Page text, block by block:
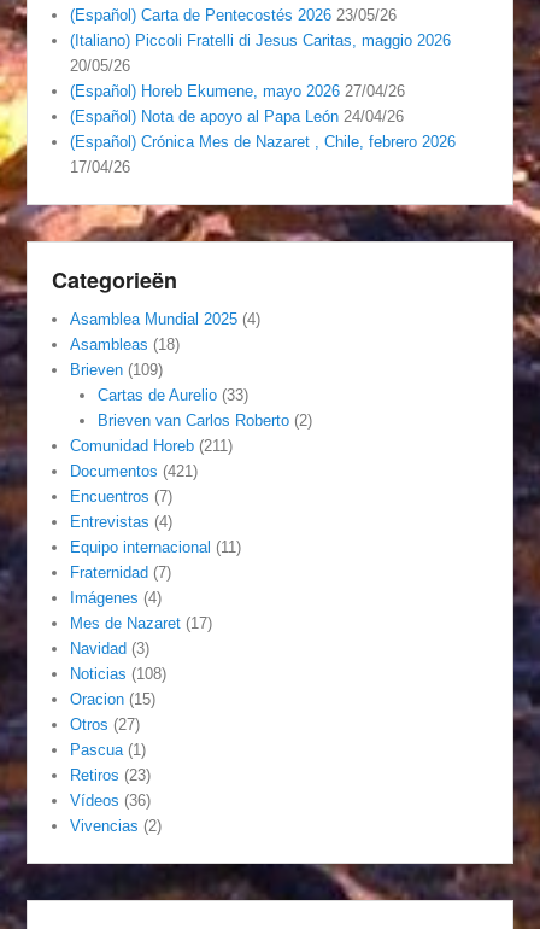
(Español) Carta de Pentecostés 2026 23/05/26
(Italiano) Piccoli Fratelli di Jesus Caritas, maggio 2026
20/05/26
(Español) Horeb Ekumene, mayo 2026 27/04/26
(Español) Nota de apoyo al Papa León 24/04/26
(Español) Crónica Mes de Nazaret , Chile, febrero 2026
17/04/26
Categorieën
Asamblea Mundial 2025 (4)
Asambleas (18)
Brieven (109)
Cartas de Aurelio(33)
Brieven van Carlos Roberto(2)
Comunidad Horeb (211)
Documentos (421)
Encuentros (7)
Entrevistas (4)
Equipo internacional (11)
Fraternidad (7)
Imágenes (4)
Mes de Nazaret (17)
Navidad (3)
Noticias (108)
Oracion (15)
Otros (27)
Pascua (1)
Retiros (23)
Vídeos (36)
Vivencias (2)